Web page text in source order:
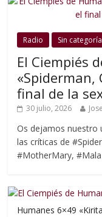
Radio Sin categoría
El Ciempiés
«Spiderman,
final de la
30 julio, 2026
Os dejamos nuestro
las críticas de
#MotherMary,
Humanes 6×49